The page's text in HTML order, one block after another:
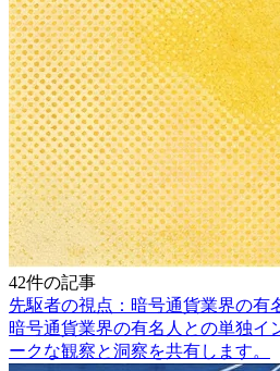
42件の記事
先駆者の視点：暗号通貨業界の有
暗号通貨業界の有名人との単独イ
ークな観察と洞察を共有します。